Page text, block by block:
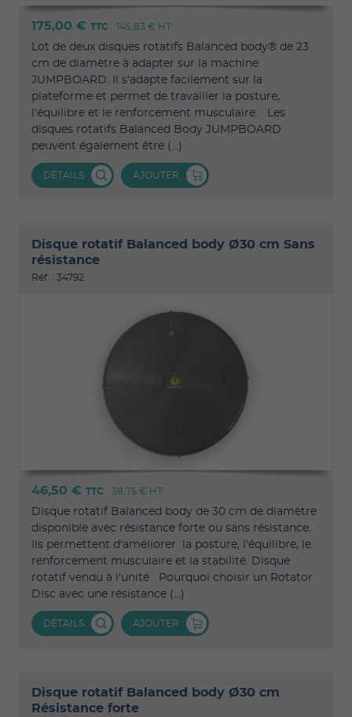
175,00 € TTC 145,83 € HT
Lot de deux disques rotatifs Balanced body® de 23
cm de diamètre à adapter sur la machine
JUMPBOARD. Il s'adapte facilement sur la
plateforme et permet de travailler la posture,
l'équilibre et le renforcement musculaire. Les
disques rotatifs Balanced Body JUMPBOARD
peuvent également être (...)
DÉTAILS AJOUTER
Disque rotatif Balanced body Ø30 cm Sans
résistance
Réf. : 34792
46,50 € TTC 38,75 € HT
Disque rotatif Balanced body de 30 cm de diamètre
disponible avec résistance forte ou sans résistance.
Ils permettent d'améliorer la posture, l'équilibre, le
renforcement musculaire et la stabilité. Disque
rotatif vendu à l'unité Pourquoi choisir un Rotator
Disc avec une résistance (...)
DÉTAILS AJOUTER
Disque rotatif Balanced body Ø30 cm
Résistance forte